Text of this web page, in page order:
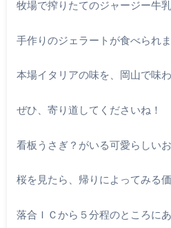
牧場で搾りたてのジャージー牛
手作りのジェラートが食べられま
本場イタリアの味を、岡山で味
ぜひ、寄り道してくださいね！
看板うさぎ？がいる可愛らしいお
桜を見たら、帰りによってみる
落合ＩＣから５分程のところにあ